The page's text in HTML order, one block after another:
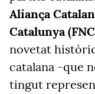
Aliança
Catalunya
novetat
catalana -que
tingut